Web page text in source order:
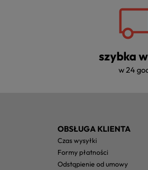
szybka
w 24
OBSŁUGA KLIENTA
czas wysyłki
formy płatności
odstąpienie od umowy